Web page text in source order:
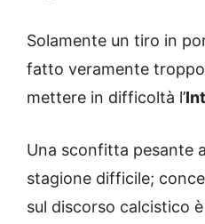
Solamente un tiro in
fatto veramente
mettere in difficoltà l’
Una sconfitta pesante
stagione difficile;
sul discorso calcistico